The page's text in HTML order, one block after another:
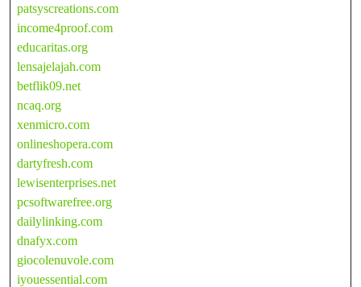
patsyscreations.com
income4proof.com
educaritas.org
lensajelajah.com
betflik09.net
ncaq.org
xenmicro.com
onlineshopera.com
dartyfresh.com
lewisenterprises.net
pcsoftwarefree.org
dailylinking.com
dnafyx.com
giocolenuvole.com
iyouessential.com